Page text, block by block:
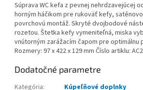
Súprava WC kefa z pevnej nehrdzavejúcej
horným háčikom pre rukoväť kefy,
povrchovú montáž. Skryté dvojbodové
rozetou. Štetka kefy vymeniteľná, miska
vnútorným zarážacím čapom pre optimálnu
Rozmery: 97 x 422 x 129 mm Číslo artiklu:
Dodatočné parametre
Kategória:
Kúpeľňové doplnky